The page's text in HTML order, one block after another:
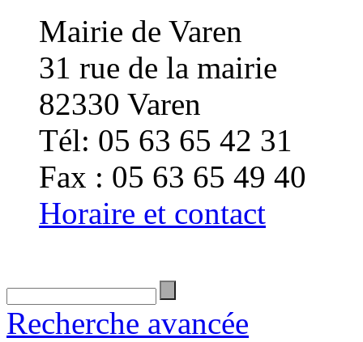
Mairie de Varen
31 rue de la mairie
82330 Varen
Tél: 05 63 65 42 31
Fax : 05 63 65 49 40
Horaire et contact
Recherche avancée